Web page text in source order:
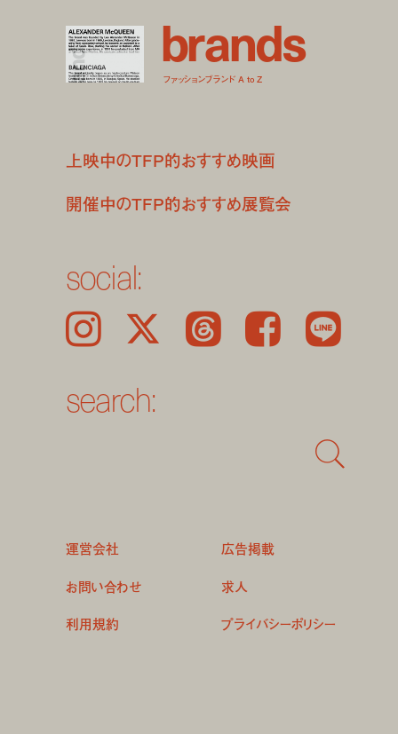
brands
ファッションブランド A to Z
上映中のTFP的おすすめ映画
開催中のTFP的おすすめ展覧会
social:
Instagram 𝕏 Threads Facebook LINE
search:
運営会社
広告掲載
お問い合わせ
求人
利用規約 プライバシーポリシー